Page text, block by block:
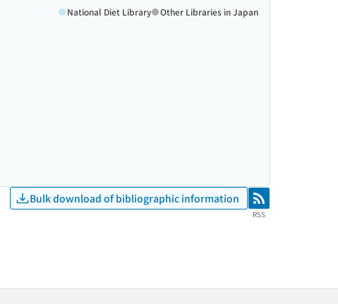
National Diet Library Other Libraries in Japan
Bulk download of bibliographic information RSS
RSS